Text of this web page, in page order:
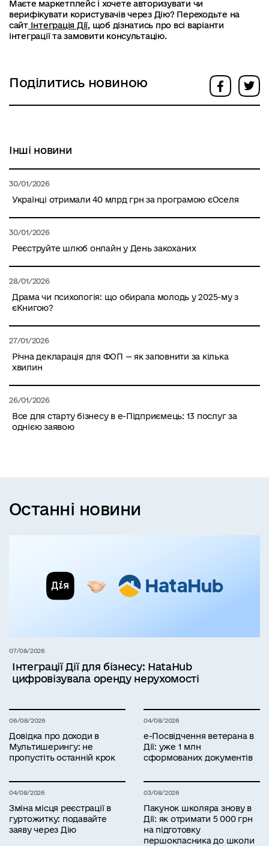
Маєте маркетплейс і хочете авторизувати чи
верифікувати користувачів через Дію? Переходьте на
сайтІнтеграція Дії, щоб дізнатись про всі варіанти
інтеграції та замовити консультацію.
Поділитись новиною
Інші новини
30/01/2026
Українці отримали 40 млрд грн за програмою єОселя
30/01/2026
Реєструйте шлюб онлайн у День закоханих
28/01/2026
Драма чи психологія: що обирала молодь у 2025-му з
єКнигою?
27/01/2026
Річна декларація для ФОП — як заповнити за кілька
хвилин
26/01/2026
Все для старту бізнесу в е-Підприємець: 13 послуг за
однією заявою
Останні новини
07/08/2026
Інтеграції Дії для бізнесу: HataHub
цифровізувала оренду нерухомості
06/08/2026
Довідка про доходи в
Мультишерингу: не
пропустіть останній крок
04/08/2026
е-Посвідчення ветерана в
Дії: уже 1 млн
сформованих документів
04/08/2026
Зміна місця реєстрації в
гуртожитку: подавайте
заяву через Дію
03/08/2026
Пакунок школяра знову в
Дії: як отримати 5 000 грн
на підготовку
першокласника до школи